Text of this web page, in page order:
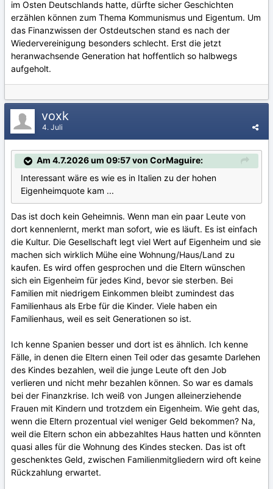
im Osten Deutschlands hatte, dürfte sicher Geschichten
erzählen können zum Thema Kommunismus und Eigentum. Um
das Finanzwissen der Ostdeutschen stand es nach der
Wiedervereinigung besonders schlecht. Erst die jetzt
heranwachsende Generation hat hoffentlich so halbwegs
aufgeholt.
voxk
4. Juli
Am 4.7.2026 um 09:57 von CorMaguire:
Interessant wäre es wie es in Italien zu der hohen
Eigenheimquote kam ...
Das ist doch kein Geheimnis. Wenn man ein paar Leute von
dort kennenlernt, merkt man sofort, wie es läuft. Es ist einfach
die Kultur. Die Gesellschaft legt viel Wert auf Eigenheim und sie
machen sich wirklich Mühe eine Wohnung/Haus/Land zu
kaufen. Es wird offen gesprochen und die Eltern wünschen
sich ein Eigenheim für jedes Kind, bevor sie sterben. Bei
Familien mit niedrigem Einkommen bleibt zumindest das
Familienhaus als Erbe für die Kinder. Viele haben ein
Familienhaus, weil es seit Generationen so ist.
Ich kenne Spanien besser und dort ist es ähnlich. Ich kenne
Fälle, in denen die Eltern einen Teil oder das gesamte Darlehen
des Kindes bezahlen, weil die junge Leute oft den Job
verlieren und nicht mehr bezahlen können. So war es damals
bei der Finanzkrise. Ich weiß von Jungen alleinerziehende
Frauen mit Kindern und trotzdem ein Eigenheim. Wie geht das,
wenn die Eltern prozentual viel weniger Geld bekommen? Na,
weil die Eltern schon ein abbezahltes Haus hatten und könnten
quasi alles für die Wohnung des Kindes stecken. Das ist oft
geschenktes Geld, zwischen Familienmitgliedern wird oft keine
Rückzahlung erwartet.